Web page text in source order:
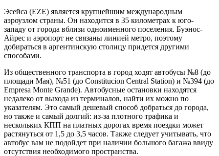
Эсейса (EZE) является крупнейшим международным
аэроузлом страны. Он находится в 35 километрах к юго-
западу от города вблизи одноименного поселения. Буэнос-
Айрес и аэропорт не связаны линией метро, поэтому
добираться в аргентинскую столицу придется другими
способами.
Из общественного транспорта в город ходят автобусы №8 (до
площади Мая), №51 (до Constitucion Central Station) и №394 (до
Empresa Monte Grande). Автобусные остановки находятся
недалеко от выхода из терминалов, найти их можно по
указателям. Это самый дешевый способ добраться до города,
но также и самый долгий: из-за плотного трафика и
нескольких КПП на платных дорогах время поездки может
растянуться от 1,5 до 3,5 часов. Также следует учитывать, что
автобус вам не подойдет при наличии большого багажа ввиду
отсутствия необходимого пространства.